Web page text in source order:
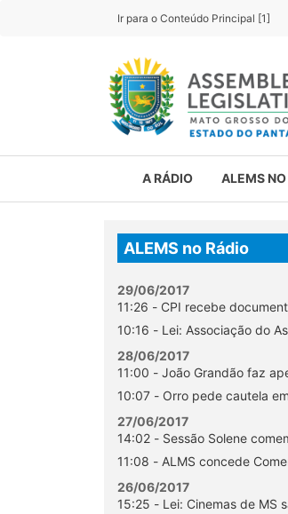
Ir para o Conteúdo Principal [1]
A RÁDIO ALEMS
ALEMS no Rádio
29/06/2017
11:26 - CPI recebe
10:16 - Lei: Associação do
28/06/2017
11:00 - João Grandão faz
10:07 - Orro pede cautela
27/06/2017
14:02 - Sessão Solene
11:08 - ALMS concede
26/06/2017
15:25 - Lei: Cinemas de MS